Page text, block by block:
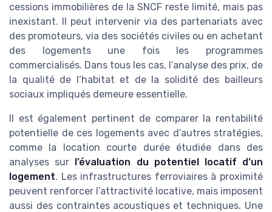
cessions immobilières de la SNCF reste limité, mais pas
inexistant. Il peut intervenir via des partenariats avec
des promoteurs, via des sociétés civiles ou en achetant
des logements une fois les programmes
commercialisés. Dans tous les cas, l’analyse des prix, de
la qualité de l’habitat et de la solidité des bailleurs
sociaux impliqués demeure essentielle.
Il est également pertinent de comparer la rentabilité
potentielle de ces logements avec d’autres stratégies,
comme la location courte durée étudiée dans des
analyses sur l’évaluation du potentiel locatif d’un
logement. Les infrastructures ferroviaires à proximité
peuvent renforcer l’attractivité locative, mais imposent
aussi des contraintes acoustiques et techniques. Une